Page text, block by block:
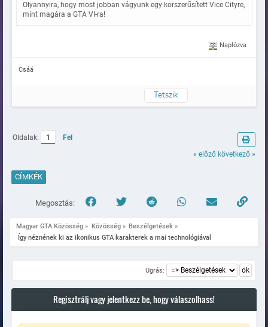
Olyannyira, hogy most jobban vágyunk egy korszerűsített Vice Cityre,
mint magára a GTA VI-ra!
Naplózva
Csáá
Tetszik
Oldalak: 1
Fel
« előző következő »
CÍMKÉK
Megosztás:
Magyar GTA Közösség » Közösség » Beszélgetések »
Így néznének ki az ikonikus GTA karakterek a mai technológiával
Ugrás:
Regisztrálj vagy jelentkezz be, hogy válaszolhass!